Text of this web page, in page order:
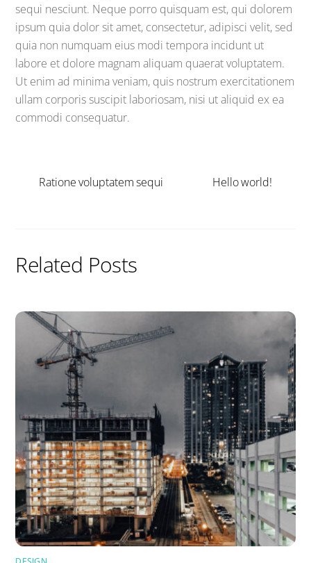
sequi nesciunt. Neque porro quisquam est, qui dolorem
ipsum quia dolor sit amet, consectetur, adipisci velit, sed
quia non numquam eius modi tempora incidunt ut
labore et dolore magnam aliquam quaerat voluptatem.
Ut enim ad minima veniam, quis nostrum exercitationem
ullam corporis suscipit laboriosam, nisi ut aliquid ex ea
commodi consequatur.
Ratione voluptatem sequi Hello world!
Related Posts